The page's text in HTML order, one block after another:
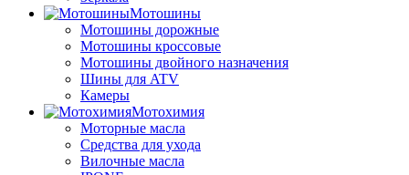
Мотошины
Мотошины дорожные
Мотошины кроссовые
Мотошины двойного назначения
Шины для ATV
Камеры
Мотохимия
Моторные масла
Средства для ухода
Вилочные масла